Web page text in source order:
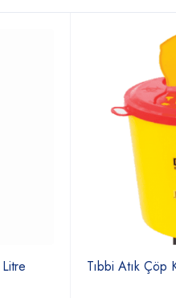
Tıbbi Atık Çöp